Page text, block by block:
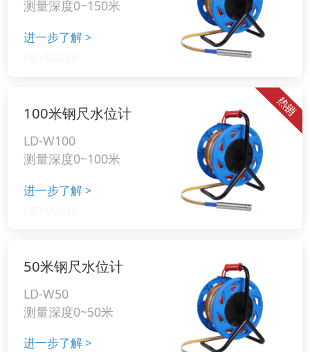
测量深度0~150米
进一步了解>
100米钢尺水位计
LD-W100
测量深度0~100米
进一步了解>
50米钢尺水位计
LD-W50
测量深度0~50米
进一步了解>